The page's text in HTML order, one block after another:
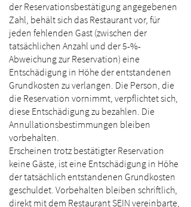
der Reservationsbestätigung angegebenen
Zahl, behält sich das Restaurant vor, für
jeden fehlenden Gast (zwischen der
tatsächlichen Anzahl und der 5-%-
Abweichung zur Reservation) eine
Entschädigung in Höhe der entstandenen
Grundkosten zu verlangen. Die Person, die
die Reservation vornimmt, verpflichtet sich,
diese Entschädigung zu bezahlen. Die
Annullationsbestimmungen bleiben
vorbehalten.
Erscheinen trotz bestätigter Reservation
keine Gäste, ist eine Entschädigung in Höhe
der tatsächlich entstandenen Grundkosten
geschuldet. Vorbehalten bleiben schriftlich,
direkt mit dem Restaurant SEIN vereinbarte,